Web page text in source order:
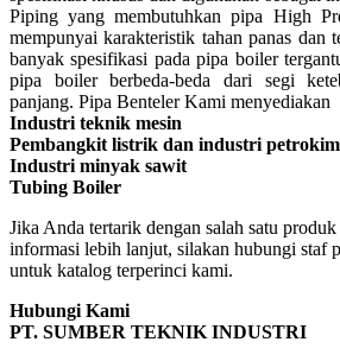
Piping yang membutuhkan pipa High
mempunyai karakteristik tahan panas dan
banyak spesifikasi pada pipa boiler
pipa boiler berbeda-beda dari segi
panjang. Pipa Benteler Kami menyediakan
Industri teknik mesin
Pembangkit listrik dan industri
Industri minyak sawit
Tubing Boiler
Jika Anda tertarik dengan salah satu
informasi lebih lanjut, silakan hubungi staf
untuk katalog terperinci kami.
Hubungi Kami
PT. SUMBER TEKNIK INDUSTRI